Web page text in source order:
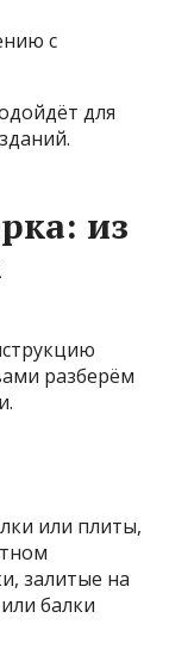
с
для
из
разберём
или плиты,
залитые на
балки